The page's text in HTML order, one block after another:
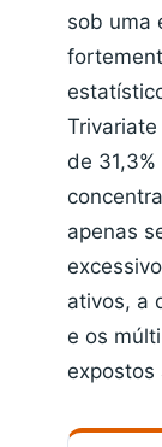
sob uma
de
apenas
ativos, a
e os
expostos